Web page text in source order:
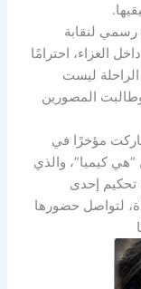
لنقابة
العزاء، احترامًا
ليست
المصورين
مؤخرًا في
مسلسل “هي كيميا”، والذي
إحدى
لتواصل حضورها